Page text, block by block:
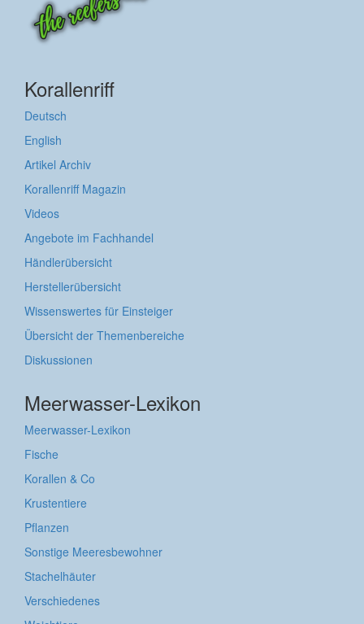
Korallenriff
Deutsch
English
Artikel Archiv
Korallenriff Magazin
Videos
Angebote im Fachhandel
Händlerübersicht
Herstellerübersicht
Wissenswertes für Einsteiger
Übersicht der Themenbereiche
Diskussionen
Meerwasser-Lexikon
Meerwasser-Lexikon
Fische
Korallen & Co
Krustentiere
Pflanzen
Sonstige Meeresbewohner
Stachelhäuter
Verschiedenes